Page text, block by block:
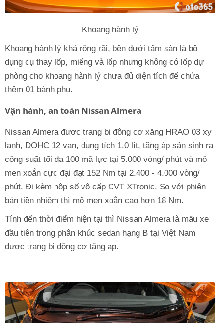
Khoang hành lý
Khoang hành lý khá rộng rãi, bên dưới tấm sàn là bộ
dụng cụ thay lốp, miếng và lốp nhưng không có lốp dự
phòng cho khoang hành lý chưa đủ diện tích để chứa
thêm 01 bánh phụ.
Vận hành, an toàn Nissan Almera
Nissan Almera được trang bị động cơ xăng HRAO 03 xy
lanh, DOHC 12 van, dung tích 1.0 lít, tăng áp sản sinh ra
công suất tối đa 100 mã lực tại 5.000 vòng/ phút và mô
men xoắn cực đại đạt 152 Nm tại 2.400 - 4.000 vòng/
phút. Đi kèm hộp số vô cấp CVT XTronic. So với phiên
bản tiền nhiệm thì mô men xoắn cao hơn 18 Nm.
Tính đến thời điểm hiện tại thì Nissan Almera là mẫu xe
đầu tiên trong phân khúc sedan hạng B tại Việt Nam
được trang bị động cơ tăng áp.